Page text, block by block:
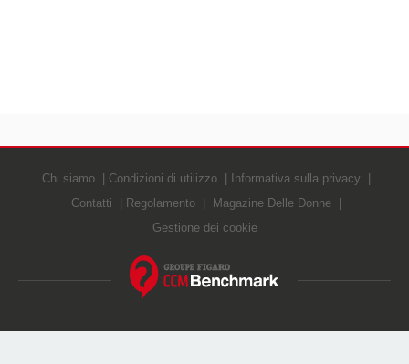
Chi siamo Condizioni di utilizzo
Informativa sulla privacy
Contatti
Regolamento
Magazine Delle Donne
Gestione dei cookie